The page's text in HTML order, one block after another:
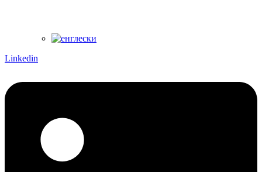
Linkedin